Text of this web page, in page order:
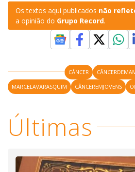
Os textos aqui publicados não
a opinião do Grupo Record.
CÂNCER
MARCELAVARASQUIM
CÂNCEREMJOVENS
Últimas